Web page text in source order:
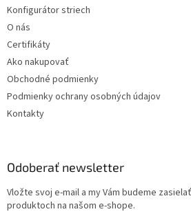
Konfigurátor striech
O nás
Certifikáty
Ako nakupovať
Obchodné podmienky
Podmienky ochrany osobných údajov
Kontakty
Odoberať newsletter
Vložte svoj e-mail a my Vám budeme
produktoch na našom e-shope.